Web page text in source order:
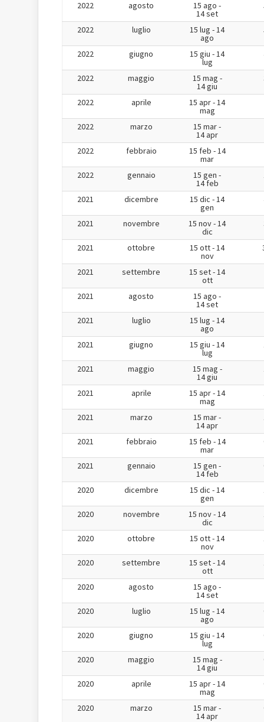
2022 agosto 15 ago -
14 set
2022 luglio 15 lug - 14
ago
2022 giugno 15 giu - 14
lug
2022 maggio 15 mag -
14 giu
2022 aprile 15 apr - 14
mag
2022 marzo 15 mar -
14 apr
2022 febbraio 15 feb - 14
mar
2022 gennaio 15 gen -
14 feb
2021 dicembre 15 dic - 14
gen
2021 novembre 15 nov - 14
dic
2021 ottobre 15 ott - 14
nov
2021 settembre 15 set - 14
ott
2021 agosto 15 ago -
14 set
2021 luglio 15 lug - 14
ago
2021 giugno 15 giu - 14
lug
2021 maggio 15 mag -
14 giu
2021 aprile 15 apr - 14
mag
2021 marzo 15 mar -
14 apr
2021 febbraio 15 feb - 14
mar
2021 gennaio 15 gen -
14 feb
2020 dicembre 15 dic - 14
gen
2020 novembre 15 nov - 14
dic
2020 ottobre 15 ott - 14
nov
2020 settembre 15 set - 14
ott
2020 agosto 15 ago -
14 set
2020
luglio 15 lug - 14
ago
2020 giugno 15 giu - 14
lug
2020 maggio 15 mag -
14 giu
2020 aprile 15 apr - 14
mag
2020 marzo 15 mar -
14 apr